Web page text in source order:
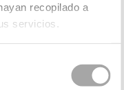
recopilado a
servicios.